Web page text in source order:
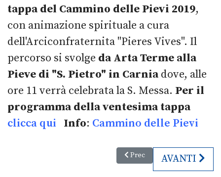
tappa del Cammino delle Pievi 2019,
con animazione spirituale a cura
dell'Arciconfraternita "Pieres Vives". Il
percorso si svolge da Arta Terme alla
Pieve di "S. Pietro" in Carniadove, alle
ore 11 verrà celebrata la S. Messa. Per il
programma della ventesima tappa
clicca qui
Info: Cammino delle Pievi
Articolo precedente: Le
Prec ARTICOLO
AVANTI